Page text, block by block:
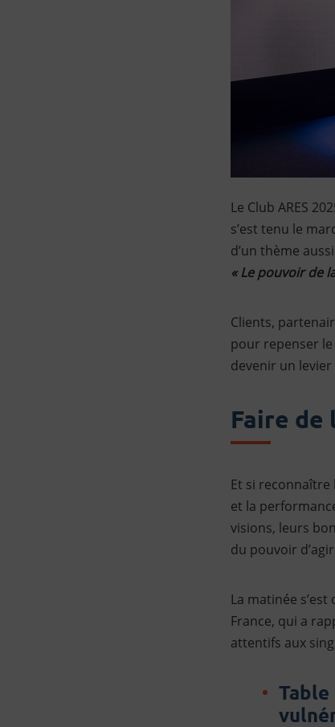
Le Club ARES
s’est tenu le
d’un thème
« Le pouvoir de
Clients,
pour repenser
devenir un
Faire
Et si
et la
visions, leurs
du pouvoir
La matinée
France, qui a
attentifs aux
Table